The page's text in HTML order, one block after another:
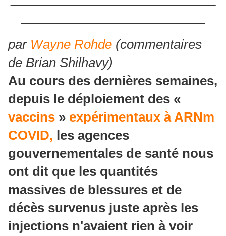
par Wayne Rohde (commentaires
de Brian Shilhavy)
Au cours des dernières semaines,
depuis le déploiement des «
vaccins » expérimentaux à ARNm
COVID, les agences
gouvernementales de santé nous
ont dit que les quantités
massives de blessures et de
décès survenus juste après les
injections n'avaient rien à voir